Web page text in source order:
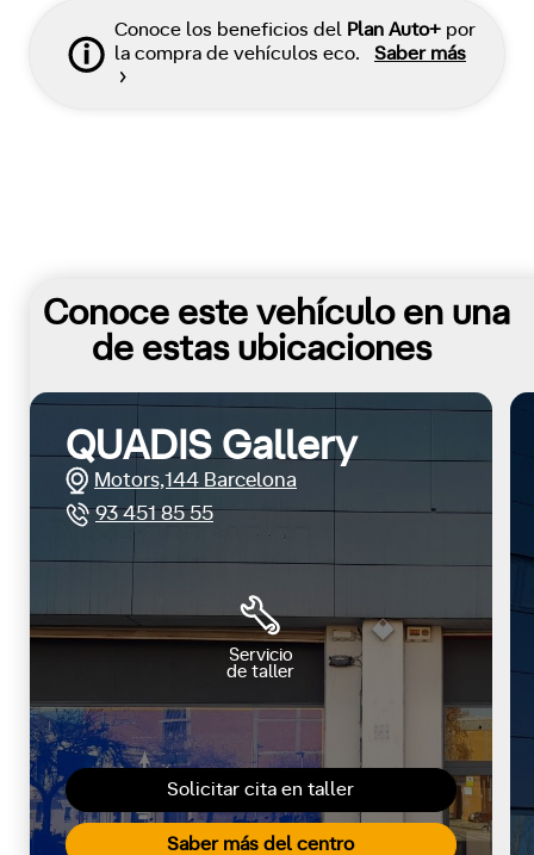
Conoce los beneficios del Plan Auto+ por
la compra de vehículos eco.
Saber más
Conoce este vehículo en una
de estas ubicaciones
Solicitar cita en taller
Saber más del centro
QUADIS Gallery
Motors,144 Barcelona
93 451 85 55
Servicio
de taller